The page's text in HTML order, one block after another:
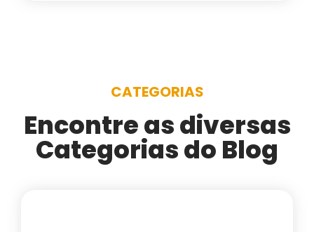
CATEGORIAS
Encontre as diversas
Categorias do Blog